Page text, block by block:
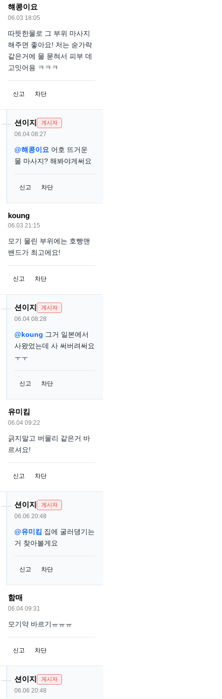
햬콩이요
06.03 18:05
따뜻한물로 그 부위 마사지
해주면 좋아요! 저는 숟가락
같은거에 물 묻혀서 피부 데
고잇어용 ㅋㅋㅋ
신고 차단
션이지 게시자
06.04 08:27
@햬콩이요 어호 뜨거운
물 마사지? 해봐야게써요
신고 차단
koung
06.03 21:15
모기 물린 부위에는 호빵맨
밴드가 최고에요!
신고 차단
션이지 게시자
06.04 08:28
@koung 그거 일본에서
사왔었는데 사 써버려써요
ㅜㅜ
신고 차단
유미킴
06.04 09:22
긁지말고 버물리 같은거 바
르셔요!
신고 차단
션이지 게시자
06.06 20:48
@유미킴 집에 굴러댕기는
거 찾아볼게요
신고 차단
함매
06.04 09:31
모기약 바르기ㅠㅠㅠ
신고 차단
션이지 게시자
06.06 20:48